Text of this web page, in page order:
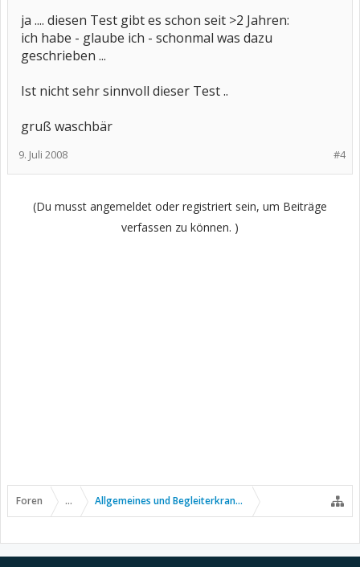
ja .... diesen Test gibt es schon seit >2 Jahren:
ich habe - glaube ich - schonmal was dazu
geschrieben ...
Ist nicht sehr sinnvoll dieser Test ..
gruß waschbär
#4
9. Juli 2008
(Du musst angemeldet oder registriert sein, um Beiträge
verfassen zu können. )
Foren ... Allgemeines und Begleiterkrankungen